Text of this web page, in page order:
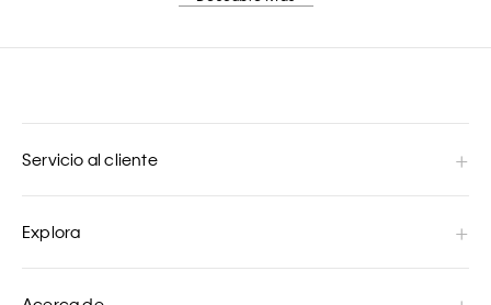
Servicio al cliente
Explora